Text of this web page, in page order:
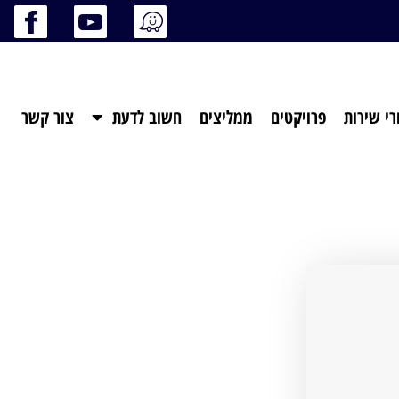
שירות פרויקטים ממליצים חשוב לדעת צור קשר